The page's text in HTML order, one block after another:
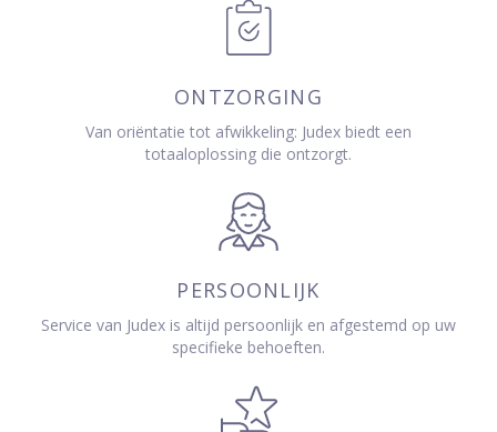
ONTZORGING
Van oriëntatie tot afwikkeling: Judex biedt een
totaaloplossing die ontzorgt.
PERSOONLIJK
Service van Judex is altijd persoonlijk en afgestemd op uw
specifieke behoeften.